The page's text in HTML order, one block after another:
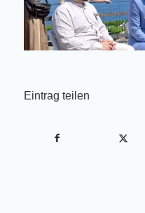
Eintrag teilen